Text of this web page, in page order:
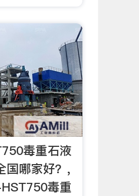
毒重石液
国哪家好？,
毒重